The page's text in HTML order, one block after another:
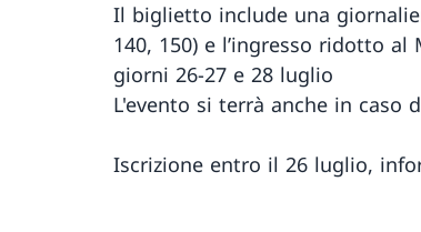
Il biglietto include una
140, 150) e l’ingresso ridotto al
giorni 26-27 e 28 luglio
L'evento si terrà anche in caso
Iscrizione entro il 26 luglio,